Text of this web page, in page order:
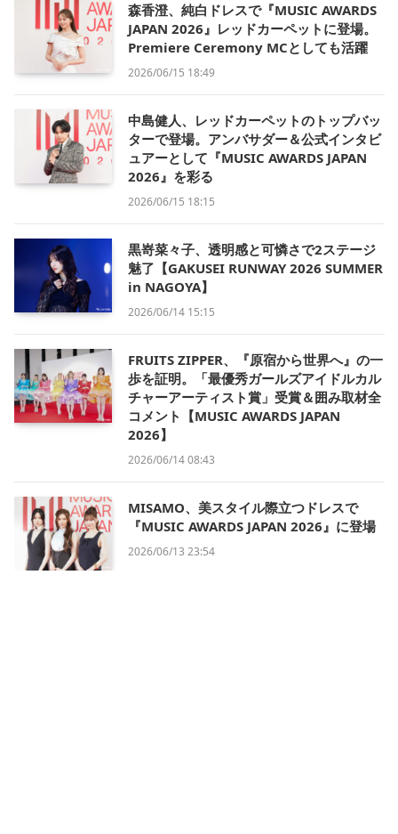
森香澄、純白ドレスで『MUSIC AWARDS
JAPAN 2026』レッドカーペットに登場。
Premiere Ceremony MCとしても活躍
2026/06/15 18:49
中島健人、レッドカーペットのトップバッ
ターで登場。アンバサダー＆公式インタビ
ュアーとして『MUSIC AWARDS JAPAN
2026』を彩る
2026/06/15 18:15
黒嵜菜々子、透明感と可憐さで2ステージ
魅了【GAKUSEI RUNWAY 2026 SUMMER
in NAGOYA】
2026/06/14 15:15
FRUITS ZIPPER、『原宿から世界へ』の一
歩を証明。「最優秀ガールズアイドルカル
チャーアーティスト賞」受賞＆囲み取材全
コメント【MUSIC AWARDS JAPAN
2026】
2026/06/14 08:43
MISAMO、美スタイル際立つドレスで
『MUSIC AWARDS JAPAN 2026』に登場
2026/06/13 23:54